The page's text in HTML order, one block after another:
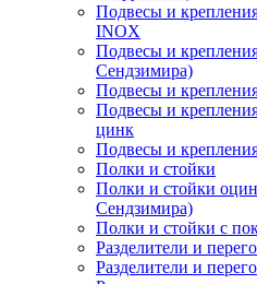
Подвесы и
INOX
Подвесы и
Сендзимира)
Подвесы и
Подвесы и
цинк
Подвесы и
Полки и стойки
Полки и стойки
Сендзимира)
Полки и стойки с
Разделители и
Разделители и